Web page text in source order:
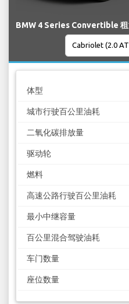
BMW 4 Series Convertible 租
体型
城市行驶百公里油耗
二氧化碳排放量
驱动轮
燃料
高速公路行驶百公里油耗
最小中继容量
百公里混合驾驶油耗
车门数量
座位数量